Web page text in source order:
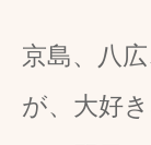
京島、八
が、大好